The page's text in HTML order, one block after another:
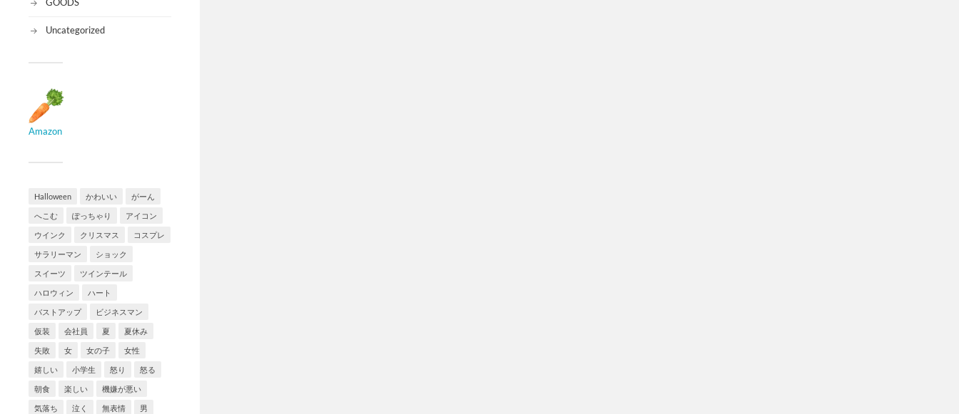
GOODS
Uncategorized
Amazon
Halloween かわいい がーん
へこむ ぽっちゃり アイコン
ウインク クリスマス コスプレ
サラリーマン ショック
スイーツ ツインテール
ハロウィン ハート
バストアップ ビジネスマン
仮装 会社員 夏 夏休み
失敗 女 女の子 女性
嬉しい 小学生 怒り 怒る
朝食 楽しい 機嫌が悪い
気落ち 泣く 無表情 男